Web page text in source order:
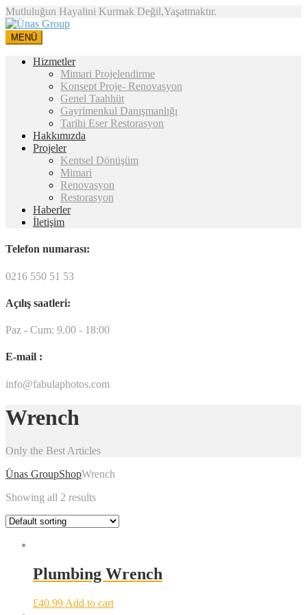
Mutluluğun Hayalini Kurmak Değil,Yaşatmaktır.
MENÜ
Hizmetler
Mimari Projelendirme
Konsept Proje- Renovasyon
Genel Taahhüt
Gayrimenkul Danışmanlığı
Tarihi Eser Restorasyon
Hakkımızda
Projeler
Kentsel Dönüşüm
Mimari
Renovasyon
Restorasyon
Haberler
İletişim
Telefon numarası:
0216 550 51 53
Açılış saatleri:
Paz - Cum: 9.00 - 18:00
E-mail :
info@fabulaphotos.com
Wrench
Only the Best Articles
Ünas GroupShopWrench
Showing all 2 results
Plumbing Wrench
£40.99 Add to cart